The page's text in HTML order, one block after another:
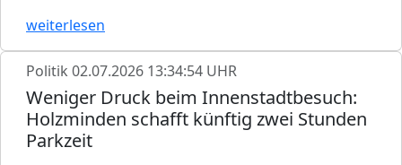
weiterlesen
Politik 02.07.2026 13:34:54 UHR
Weniger Druck beim Innenstadtbesuch:
Holzminden schafft künftig zwei Stunden
Parkzeit